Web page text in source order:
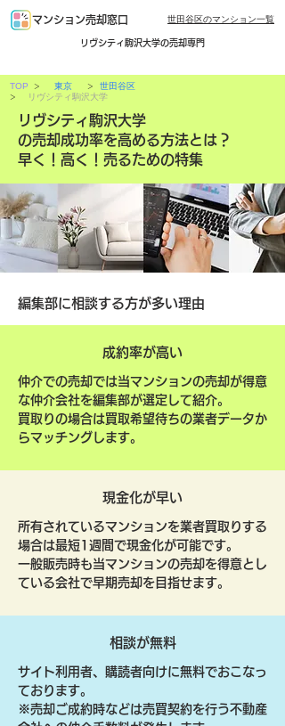
マンション売却窓口 世田谷区のマンション一覧
リヴシティ駒沢大学の売却専門
TOP > 東京
>
>
リヴシティ駒沢大学
世田谷区
リヴシティ駒沢大学
の売却成功率を高める方法とは？
早く！高く！売るための特集
編集部に相談する方が多い理由
成約率が高い
仲介での売却では当マンションの売却が得意
な仲介会社を編集部が選定して紹介。
買取りの場合は買取希望待ちの業者データか
らマッチングします。
現金化が早い
所有されているマンションを業者買取りする
場合は最短1週間で現金化が可能です。
一般販売時も当マンションの売却を得意とし
ている会社で早期売却を目指せます。
相談が無料
サイト利用者、購読者向けに無料でおこなっ
ております。
​※売却ご成約時などは売買契約を行う不動産